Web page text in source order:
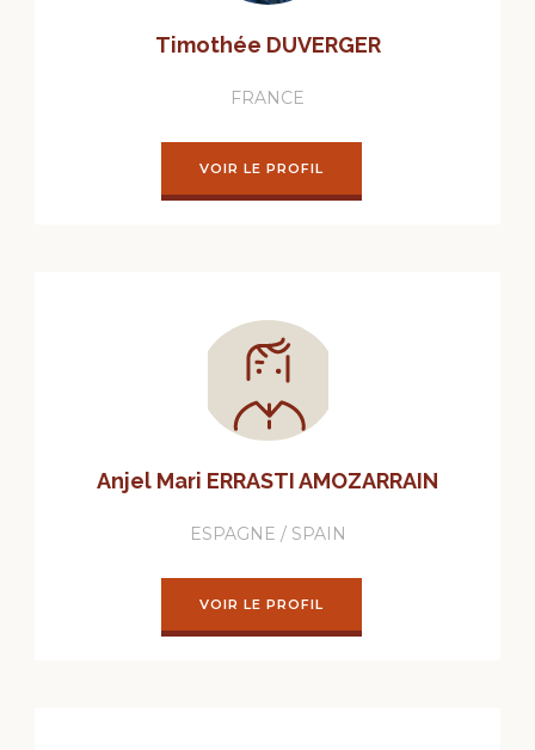
Timothée DUVERGER
FRANCE
VOIR LE PROFIL
Anjel Mari ERRASTI AMOZARRAIN
ESPAGNE / SPAIN
VOIR LE PROFIL